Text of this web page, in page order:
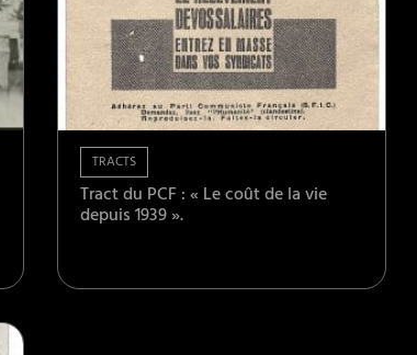
TRACTS
Tract du PCF : « Le coût de la vie
depuis 1939 ».